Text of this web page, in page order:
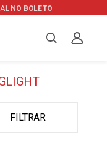
NO BOLETO
FILTRAR